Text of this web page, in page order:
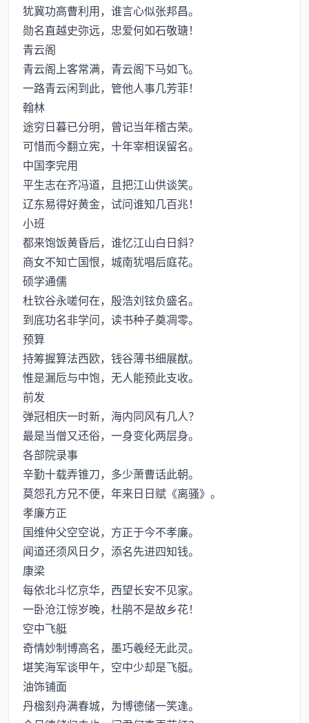
犹冀功高曹利用，谁言心似张邦昌。
勋名直越史弥远，忠爱何如石敬瑭！
青云阁
青云阁上客常满，青云阁下马如飞。
一路青云闲到此，管他人事几芳菲！
翰林
途穷日暮已分明，曾记当年稽古荣。
可惜而今翻立宪，十年宰相误留名。
中国李完用
平生志在齐冯道，且把江山供谈笑。
辽东易得好黄金，试问谁知几百兆！
小班
都来饱饭黄昏后，谁忆江山白日斜？
商女不知亡国恨，城南犹唱后庭花。
硕学通儒
杜钦谷永嗟何在，殷浩刘铉负盛名。
到底功名非学问，读书种子奠凋零。
预算
持筹握算法西欧，钱谷薄书细展猷。
惟是漏卮与中饱，无人能预此支收。
前发
弹冠相庆一时新，海内同风有几人？
最是当僧又还俗，一身变化两层身。
各部院录事
辛勤十载弄锥刀，多少萧曹话此朝。
莫怨孔方兄不便，年来日日赋《离骚》。
孝廉方正
国维仲父空空说，方正于今不孝廉。
闻道还须风日夕，添名先进四知钱。
康梁
每依北斗忆京华，西望长安不见家。
一卧沧江惊岁晚，杜鹃不是故乡花！
空中飞艇
奇情妙制博高名，墨巧羲经无此灵。
堪笑海军谈甲午，空中少却是飞艇。
油饰铺面
丹楹刻舟满春城，为博德储一笑逢。